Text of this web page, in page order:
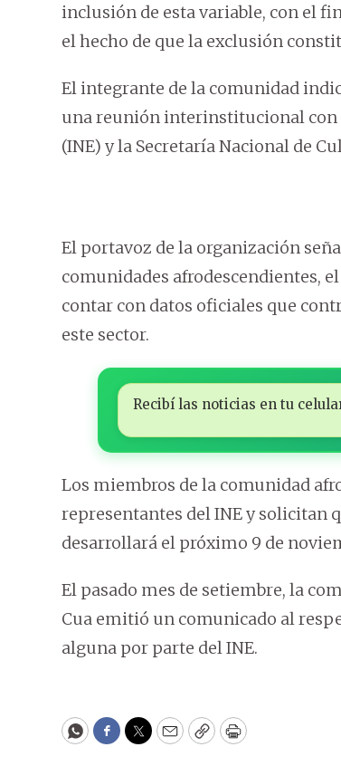
inclusión de esta variable, con el
el hecho de que la exclusión
El integrante de la comunidad
una reunión interinstitucional con
(INE) y la Secretaría Nacional de
El portavoz de la organización
comunidades afrodescendientes,
contar con datos oficiales que
este sector.
Recibí las noticias en tu
Los miembros de la comunidad
representantes del INE y solicitan
desarrollará el próximo 9 de
El pasado mes de setiembre, la
Cua emitió un comunicado al
alguna por parte del INE.
WhatsApp
Facebook
Twitter
EmailCopyPrint